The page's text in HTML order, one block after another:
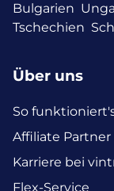
Bulgarien
Tschechien
Über uns
So
Affiliate
Karriere bei
Flex-Service